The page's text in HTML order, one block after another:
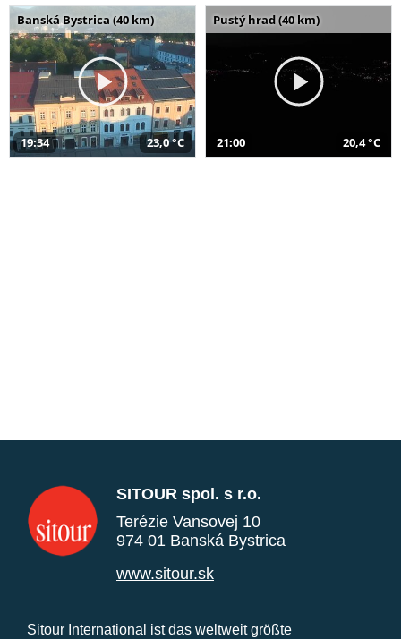
Banská Bystrica (40 km)
19:34 23,0 °C
Pustý hrad (40 km)
21:00 20,4 °C
SITOUR spol. s r.o.
Terézie Vansovej 10
974 01 Banská Bystrica
www.sitour.sk
Sitour International ist das weltweit größte